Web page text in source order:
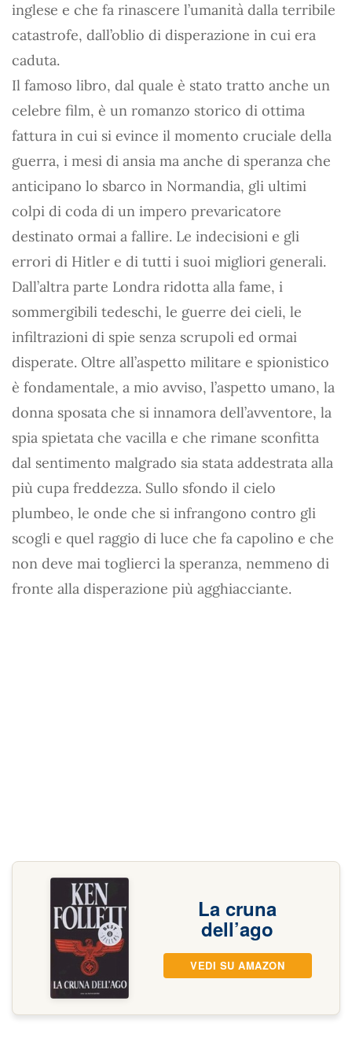
inglese e che fa rinascere l’umanità dalla terribile
catastrofe, dall’oblio di disperazione in cui era
caduta.
Il famoso libro, dal quale è stato tratto anche un
celebre film, è un romanzo storico di ottima
fattura in cui si evince il momento cruciale della
guerra, i mesi di ansia ma anche di speranza che
anticipano lo sbarco in Normandia, gli ultimi
colpi di coda di un impero prevaricatore
destinato ormai a fallire. Le indecisioni e gli
errori di Hitler e di tutti i suoi migliori generali.
Dall’altra parte Londra ridotta alla fame, i
sommergibili tedeschi, le guerre dei cieli, le
infiltrazioni di spie senza scrupoli ed ormai
disperate. Oltre all’aspetto militare e spionistico
è fondamentale, a mio avviso, l’aspetto umano, la
donna sposata che si innamora dell’avventore, la
spia spietata che vacilla e che rimane sconfitta
dal sentimento malgrado sia stata addestrata alla
più cupa freddezza. Sullo sfondo il cielo
plumbeo, le onde che si infrangono contro gli
scogli e quel raggio di luce che fa capolino e che
non deve mai toglierci la speranza, nemmeno di
fronte alla disperazione più agghiacciante.
La cruna
dell’ago
VEDI SU AMAZON